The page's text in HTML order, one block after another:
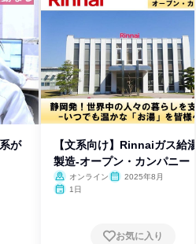
が
【文系向け】Rinnaiガス給
製造-オープン・カンパニー
オンライン
2025年8月
1日
お気に入り